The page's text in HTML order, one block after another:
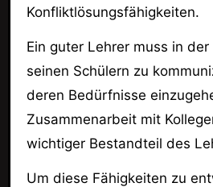
Konfliktlösungsfähigkeiten.
Ein guter Lehrer muss in
seinen Schülern zu
deren Bedürfnisse
Zusammenarbeit mit
wichtiger Bestandteil des
Um diese Fähigkeiten zu